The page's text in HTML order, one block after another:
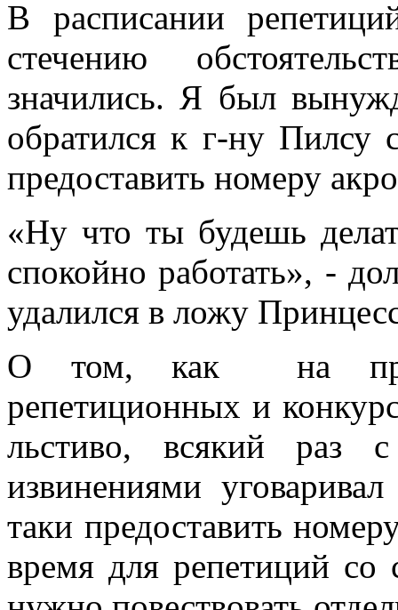
В расписании
стечению
значились. Я был
обратился к г-ну Пилсу
предоставить номеру
«Ну что ты будешь
спокойно работать», -
удалился в ложу
О том, как на
репетиционных и
льстиво, всякий раз
извинениями
таки предоставить
время для репетиций